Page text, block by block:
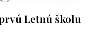
Letnú školu